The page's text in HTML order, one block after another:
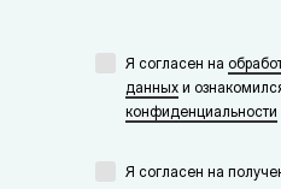
Я согласен на
данных и
конфиденциальности
Я согласен на